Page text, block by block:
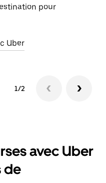
pour
Uber
1/2
avec Uber
de